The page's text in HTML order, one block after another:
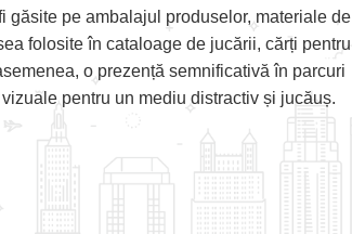
găsite pe ambalajul produselor, materiale de
folosite în cataloage de jucării, cărți pentru
o prezență semnificativă în parcuri
pentru un mediu distractiv și jucăuș.